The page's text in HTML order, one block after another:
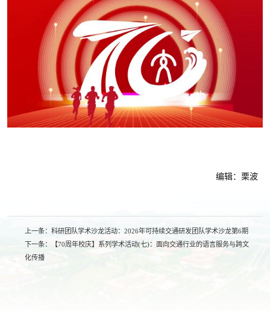
编辑：栗波
上一条： 科研团队学术沙龙活动：2026年可持续交通研发团队学术沙龙第6期
下一条：
【70周年校庆】系列学术活动(七)：面向交通行业的语言服务与跨文
化传播